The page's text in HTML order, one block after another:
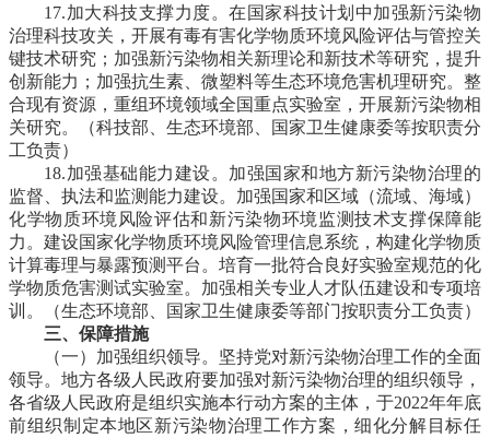
17.加大科技支撑力度。在国家科技计划中加强新污染物
治理科技攻关，开展有毒有害化学物质环境风险评估与管控关
键技术研究；加强新污染物相关新理论和新技术等研究，提升
创新能力；加强抗生素、微塑料等生态环境危害机理研究。整
合现有资源，重组环境领域全国重点实验室，开展新污染物相
关研究。
（科技部、生态环境部、国家卫生健康委等按职责分
工负责）
18.加强基础能力建设。 加强国家和地方新污染物治理的
监督、执法和监测能力建设。加强国家和区域（流域、海域）
化学物质环境风险评估和新污染物环境监测技术支撑保障能
力。建设国家化学物质环境风险管理信息系统，构建化学物质
计算毒理与暴露预测平台。培育一批符合良好实验室规范的化
学物质危害测试实验室。加强相关专业人才队伍建设和专项培
训。
（生态环境部、国家卫生健康委等部门按职责分工负责）
三、保障措施
（一）加强组织领导。 坚持党对新污染物治理工作的全面
领导。地方各级人民政府要加强对新污染物治理的组织领导，
各省级人民政府是组织实施本行动方案的主体，于2022年年底
前组织制定本地区新污染物治理工作方案，细化分解目标任